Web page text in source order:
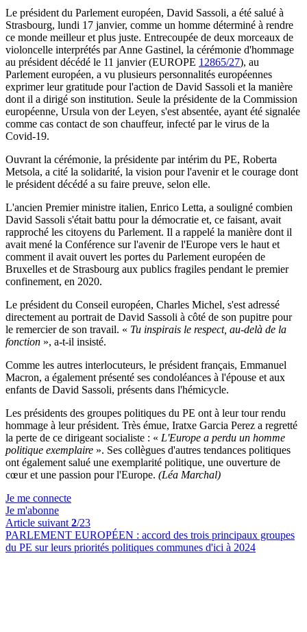
Le président du Parlement européen, David Sassoli, a été salué à
Strasbourg, lundi 17 janvier, comme un homme déterminé à rendre
ce monde meilleur et plus juste. Entrecoupée de deux morceaux de
violoncelle interprétés par Anne Gastinel, la cérémonie d'hommage
au président décédé le 11 janvier (EUROPE 12865/27), au
Parlement européen, a vu plusieurs personnalités européennes
exprimer leur gratitude pour l'action de David Sassoli et la manière
dont il a dirigé son institution. Seule la présidente de la Commission
européenne, Ursula von der Leyen, s'est absentée, ayant été signalée
comme cas contact de son chauffeur, infecté par le virus de la
Covid-19.
Ouvrant la cérémonie, la présidente par intérim du PE, Roberta
Metsola, a cité la solidarité, la vision pour l'avenir et le courage dont
le président décédé a su faire preuve, selon elle.
L'ancien Premier ministre italien, Enrico Letta, a souligné combien
David Sassoli s'était battu pour la démocratie et, ce faisant, avait
rapproché les citoyens du Parlement. Il a rappelé la manière dont il
avait mené la Conférence sur l'avenir de l'Europe vers le haut et
comment il avait ouvert les portes du Parlement européen de
Bruxelles et de Strasbourg aux publics fragiles pendant le premier
confinement, en 2020.
Le président du Conseil européen, Charles Michel, s'est adressé
directement au portrait de David Sassoli à côté de son pupitre pour
le remercier de son travail. « Tu inspirais le respect, au-delà de la
fonction », a-t-il insisté.
Comme les autres interlocuteurs, le président français, Emmanuel
Macron, a également présenté ses condoléances à l'épouse et aux
enfants de David Sassoli, présents dans l'hémicycle.
Les présidents des groupes politiques du PE ont à leur tour rendu
hommage à leur président. Très émue, Iratxe Garcia Perez a regretté
la perte de ce dirigeant socialiste : « L'Europe a perdu un homme
politique exemplaire ». Ses collègues d'autres tendances politiques
ont également salué une exemplarité politique, une ouverture de
cœur et une passion pour l'Europe. (Léa Marchal)
Je me connecte
Je m'abonne
Article suivant 2/23
PARLEMENT EUROPÉEN : accord des trois principaux groupes
du PE sur leurs priorités politiques communes d'ici à 2024